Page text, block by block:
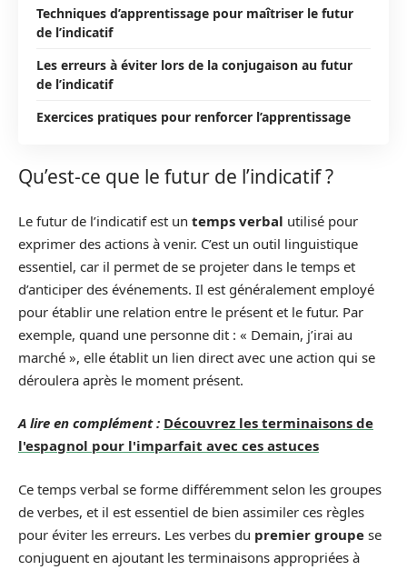
Techniques d’apprentissage pour maîtriser le futur
de l’indicatif
Les erreurs à éviter lors de la conjugaison au futur
de l’indicatif
Exercices pratiques pour renforcer l’apprentissage
Qu’est-ce que le futur de l’indicatif ?
Le futur de l’indicatif est un temps verbal utilisé pour
exprimer des actions à venir. C’est un outil linguistique
essentiel, car il permet de se projeter dans le temps et
d’anticiper des événements. Il est généralement employé
pour établir une relation entre le présent et le futur. Par
exemple, quand une personne dit : « Demain, j’irai au
marché », elle établit un lien direct avec une action qui se
déroulera après le moment présent.
A lire en complément : Découvrez les terminaisons de
l'espagnol pour l'imparfait avec ces astuces
Ce temps verbal se forme différemment selon les groupes
de verbes, et il est essentiel de bien assimiler ces règles
pour éviter les erreurs. Les verbes du premier groupe se
conjuguent en ajoutant les terminaisons appropriées à